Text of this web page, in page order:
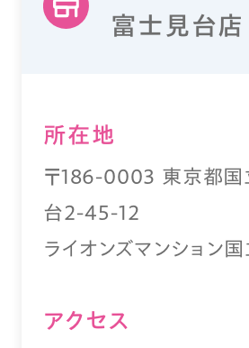
富士見台店
所在地
〒186-0003 東京都国
台2-45-12
ライオンズマンション
アクセス